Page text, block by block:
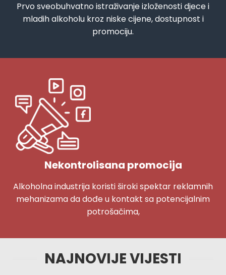
Prvo sveobuhvatno istraživanje izloženosti djece i
mladih alkoholu kroz niske cijene, dostupnost i
promociju.
Nekontrolisana promocija
Alkoholna industrija koristi široki spektar reklamnih
mehanizama da dođe u kontakt sa potencijalnim
potrošačima,
NAJNOVIJE VIJESTI